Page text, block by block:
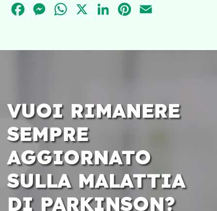
FACEBOOKMESSENGER
WHATSAPPLINKEDINPINTEREST
VUOI RIMANERE
SEMPRE
AGGIORNATO
SULLA MALATTIA
DI PARKINSON?